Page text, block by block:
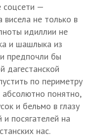
соцсети —
висела не только в
идиллии не
и шашлыка из
предпочли бы
дагестанской
по периметру
понятно,
и бельмо в глазу
посягателей на
нас.